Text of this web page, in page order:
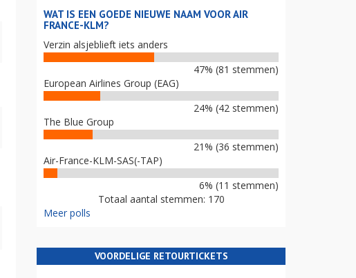
WAT IS EEN GOEDE NIEUWE NAAM VOOR AIR
FRANCE-KLM?
Verzin alsjeblieft iets anders
47% (81 stemmen)
European Airlines Group (EAG)
24% (42 stemmen)
The Blue Group
21% (36 stemmen)
Air-France-KLM-SAS(-TAP)
6% (11 stemmen)
Totaal aantal stemmen: 170
Meer polls
VOORDELIGE RETOURTICKETS